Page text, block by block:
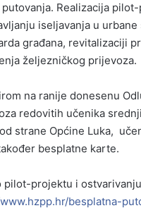
Realizacija
iseljavanja u
građana, revitalizaciji
željezničkog prijevoza.
na ranije donesenu
redovitih učenika
strane Općine Luka,
besplatne karte.
pilot-projektu i
besplatna-